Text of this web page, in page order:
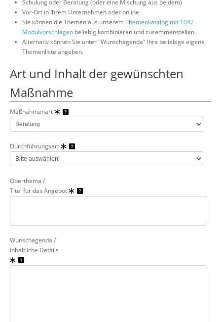
Über uns
Suche
Schulung oder Beratung (oder eine Mischung aus beidem)
Vor-Ort in Ihrem Unternehmen oder online
Sie können die Themen aus unseremThemenkatalog mit 1042
Modulvorschlägen beliebig kombinieren und zusammenstellen.
Alternativ können Sie unter "Wunschagenda" Ihre beliebige eigene
Themenliste angeben.
Art und Inhalt der gewünschten
Maßnahme
Maßnahmenart
Durchführungsart
Oberthema /
Titel für das Angebot
Wunschagenda /
Inhaltliche Details